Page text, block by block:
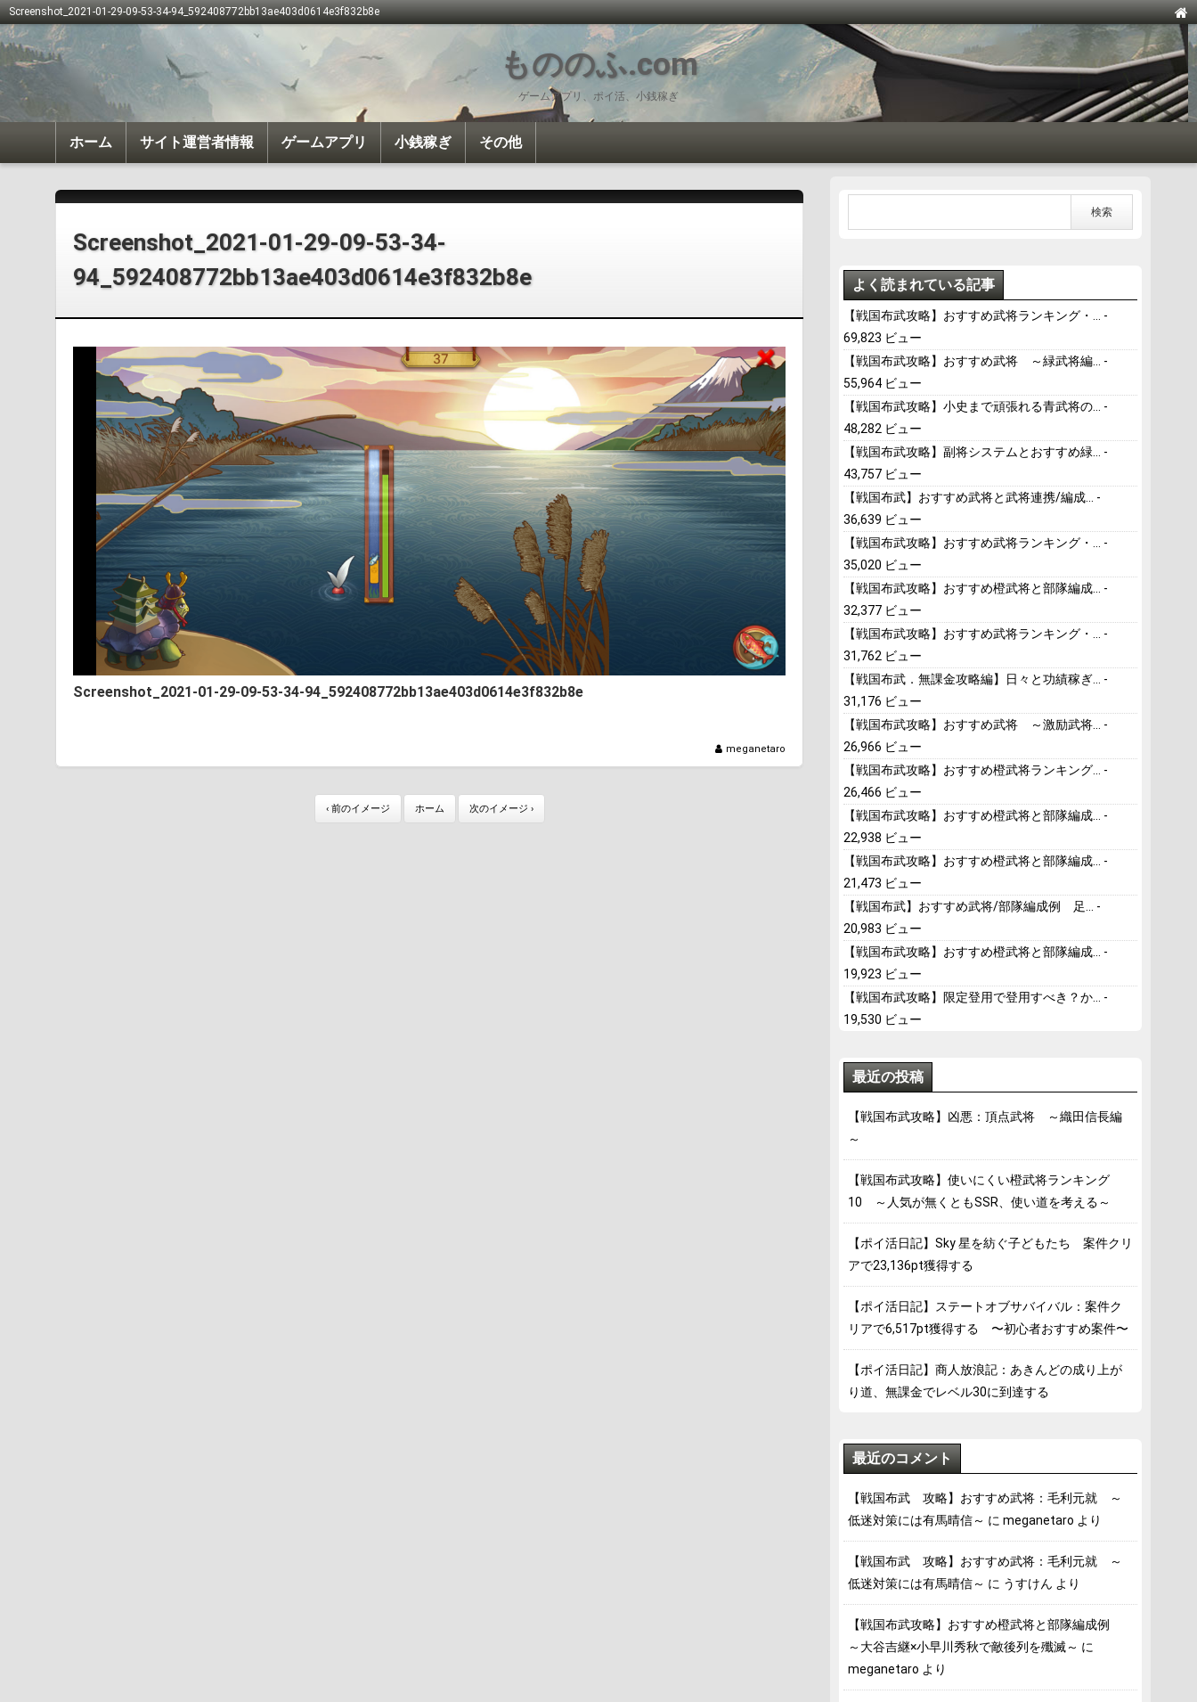
Screenshot_2021-01-29-09-53-34-94_592408772bb13ae403d0614e3f832b8e
もののふ.com
ゲームアプリ、ポイ活、小銭稼ぎ
ホーム サイト運営者情報 ゲームアプリ 小銭稼ぎ その他
Screenshot_2021-01-29-09-53-34-
94_592408772bb13ae403d0614e3f832b8e
Screenshot_2021-01-29-09-53-34-94_592408772bb13ae403d0614e3f832b8e
meganetaro
‹ 前のイメージ ホーム 次のイメージ ›
よく読まれている記事
【戦国布武攻略】おすすめ武将ランキング・...
-
69,823 ビュー
【戦国布武攻略】おすすめ武将 ～緑武将編...
-
55,964 ビュー
【戦国布武攻略】小史まで頑張れる青武将の...
-
48,282 ビュー
【戦国布武攻略】副将システムとおすすめ緑...
-
43,757 ビュー
【戦国布武】おすすめ武将と武将連携/編成...
-
36,639 ビュー
【戦国布武攻略】おすすめ武将ランキング・...
-
35,020 ビュー
【戦国布武攻略】おすすめ橙武将と部隊編成...
-
32,377 ビュー
【戦国布武攻略】おすすめ武将ランキング・...
-
31,762 ビュー
【戦国布武．無課金攻略編】日々と功績稼ぎ...
-
31,176 ビュー
【戦国布武攻略】おすすめ武将 ～激励武将...
-
26,966 ビュー
【戦国布武攻略】おすすめ橙武将ランキング...
-
26,466 ビュー
【戦国布武攻略】おすすめ橙武将と部隊編成...
-
22,938 ビュー
【戦国布武攻略】おすすめ橙武将と部隊編成...
-
21,473 ビュー
【戦国布武】おすすめ武将/部隊編成例 足...
-
20,983 ビュー
【戦国布武攻略】おすすめ橙武将と部隊編成...
-
19,923 ビュー
【戦国布武攻略】限定登用で登用すべき？か...
-
19,530 ビュー
最近の投稿
【戦国布武攻略】凶悪：頂点武将 ～織田信長編
～
【戦国布武攻略】使いにくい橙武将ランキング
10 ～人気が無くともSSR、使い道を考える～
【ポイ活日記】Sky 星を紡ぐ子どもたち 案件クリ
アで23,136pt獲得する
【ポイ活日記】ステートオブサバイバル：案件ク
リアで6,517pt獲得する 〜初心者おすすめ案件〜
【ポイ活日記】商人放浪記：あきんどの成り上が
り道、無課金でレベル30に到達する
最近のコメント
【戦国布武 攻略】おすすめ武将：毛利元就 ～
低迷対策には有馬晴信～ に meganetaro より
【戦国布武 攻略】おすすめ武将：毛利元就 ～
低迷対策には有馬晴信～ に うすけん より
【戦国布武攻略】おすすめ橙武将と部隊編成例
～大谷吉継×小早川秀秋で敵後列を殲滅～ に
meganetaro より